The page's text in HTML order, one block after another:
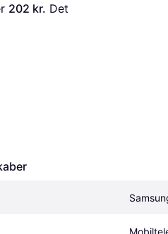
202 kr. Det